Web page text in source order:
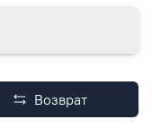
Возврат